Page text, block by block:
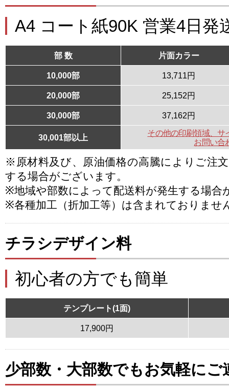
A4 コート紙90K 営業4日発
部 数 片面カラー
10,000部 13,711円
20,000部 25,152円
30,000部 37,162円
30,001部以上
その他の印刷領域、サ
お問い合
※原材料及び、原油価格の高騰によりご注
する場合がございます。
※地域や部数によって配送料が発生する場合
※各種加工（折加工等）は含まれておりませ
チラシデザイン料
初心者の方でも簡単
テンプレート(1面)
17,900円
少部数・大部数でもお気軽にご